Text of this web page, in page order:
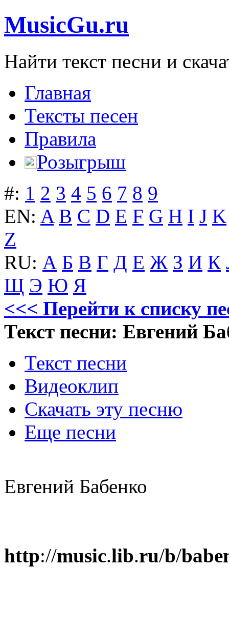
MusicGu.ru
Найти текст песни и
Главная
Тексты песен
Правила
Розыгрыш
#: 1 2 3 4 5 6 7 8 9
EN: A B C D E F G H I J K
Z
RU: А Б В Г Д Е Ж З И К
Щ Э Ю Я
<<< Перейти к списку
Текст песни: Евгений
Текст песни
Видеоклип
Скачать эту песню
Еще песни
Евгений Бабенко
http://music.lib.ru/b/